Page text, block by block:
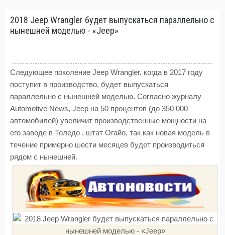
2018 Jeep Wrangler будет выпускаться параллельно с
нынешней моделью - «Jeep»
Следующее поколение Jeep Wrangler, когда в 2017 году
поступит в производство, будет выпускаться
параллельно с нынешней моделью. Согласно журналу
Automotive News, Jeep на 50 процентов (до 350 000
автомобилей) увеличит производственные мощности на
его заводе в Толедо , штат Огайо, так как новая модель в
течение примерно шести месяцев будет производиться
рядом с нынешней.